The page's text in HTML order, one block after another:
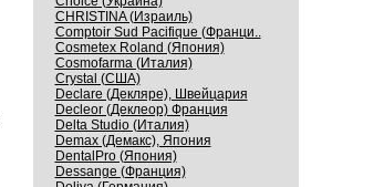
CHRISTINA (Израиль)
Comptoir Sud Pacifique (Франци..
Cosmetex Roland (Япония)
Cosmofarma (Италия)
Crystal (США)
Declare (Декляре), Швейцария
Decleor (Деклеор) Франция
Delta Studio (Италия)
Demax (Демакс), Япония
DentalPro (Япония)
Dessange (Франция)